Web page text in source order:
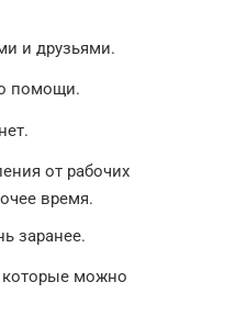
и друзьями.
помощи.
от рабочих
время.
заранее.
которые можно